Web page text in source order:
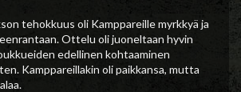
tehokkuus oli Kamppareille myrkkyä ja
Ottelu oli juoneltaan hyvin
edellinen kohtaaminen
Kamppareillakin oli paikkansa, mutta